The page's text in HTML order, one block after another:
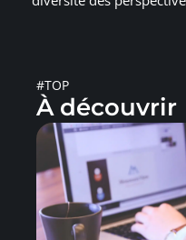
#TOP
À découvrir